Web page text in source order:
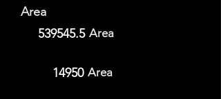
Area
539545.5 Area
14950 Area